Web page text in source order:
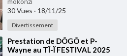
30 Vues · 18/11/25
Divertissement
⁣⁣Prestation de DÔGÔ et P-
Wayne au TÎ-Ï FESTIVAL 2025